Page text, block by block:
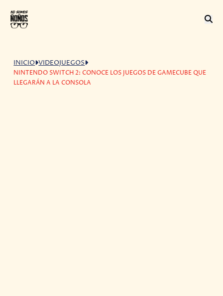
INICIO VIDEOJUEGOS
NINTENDO SWITCH 2: CONOCE LOS JUEGOS DE GAMECUBE QUE
LLEGARÁN A LA CONSOLA